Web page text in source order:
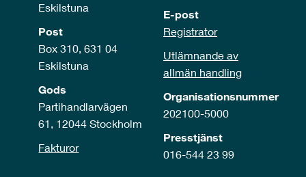
Eskilstuna
Post
Box 310, 631 04
Eskilstuna
Gods
Partihandlarvägen
61, 12044 Stockholm
Fakturor
E-post
Registrator
Utlämnande av
allmän handling
Organisationsnummer
202100-5000
Presstjänst
016-544 23 99